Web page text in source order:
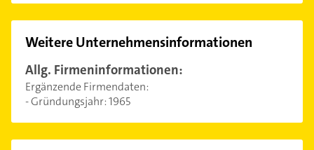
Weitere Unternehmensinformationen
Allg. Firmeninformationen:
Ergänzende Firmendaten:
- Gründungsjahr: 1965